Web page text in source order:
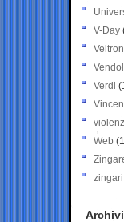
V-Day
Verdi
Web
zingari
Archivi